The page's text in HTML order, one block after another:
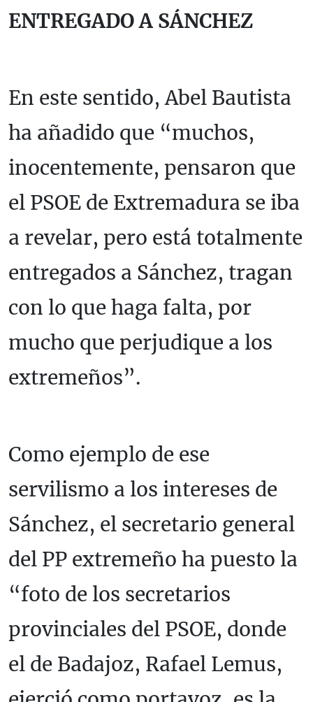
ENTREGADO A SÁNCHEZ
En este sentido, Abel Bautista
ha añadido que “muchos,
inocentemente, pensaron que
el PSOE de Extremadura se iba
a revelar, pero está totalmente
entregados a Sánchez, tragan
con lo que haga falta, por
mucho que perjudique a los
extremeños”.
Como ejemplo de ese
servilismo a los intereses de
Sánchez, el secretario general
del PP extremeño ha puesto la
“foto de los secretarios
provinciales del PSOE, donde
el de Badajoz, Rafael Lemus,